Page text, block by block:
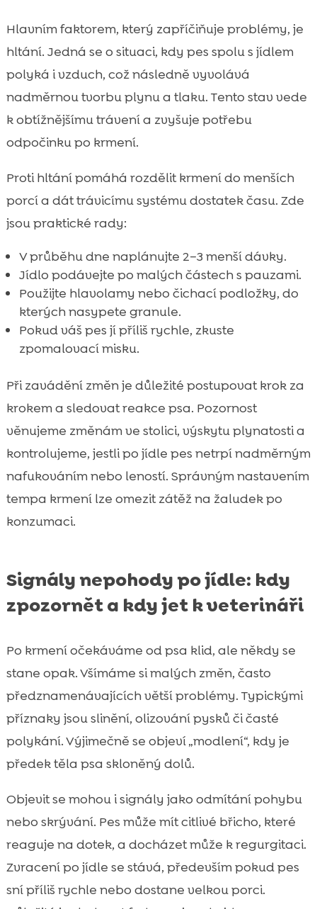
Hlavním faktorem, který zapříčiňuje problémy, je
hltání. Jedná se o situaci, kdy pes spolu s jídlem
polyká i vzduch, což následně vyvolává
nadměrnou tvorbu plynu a tlaku. Tento stav vede
k obtížnějšímu trávení a zvyšuje potřebu
odpočinku po krmení.
Proti hltání pomáhá rozdělit krmení do menších
porcí a dát trávicímu systému dostatek času. Zde
jsou praktické rady:
V průběhu dne naplánujte 2–3 menší dávky.
Jídlo podávejte po malých částech s pauzami.
Použijte hlavolamy nebo čichací podložky, do
kterých nasypete granule.
Pokud váš pes jí příliš rychle, zkuste
zpomalovací misku.
Při zavádění změn je důležité postupovat krok za
krokem a sledovat reakce psa. Pozornost
věnujeme změnám ve stolici, výskytu plynatosti a
kontrolujeme, jestli po jídle pes netrpí nadměrným
nafukováním nebo leností. Správným nastavením
tempa krmení lze omezit zátěž na žaludek po
konzumaci.
Signály nepohody po jídle: kdy
zpozornět a kdy jet k veterináři
Po krmení očekáváme od psa klid, ale někdy se
stane opak. Všímáme si malých změn, často
předznamenávajících větší problémy. Typickými
příznaky jsou slinění, olizování pysků či časté
polykání. Výjimečně se objeví „modlení“, kdy je
předek těla psa skloněný dolů.
Objevit se mohou i signály jako odmítání pohybu
nebo skrývání. Pes může mít citlivé břicho, které
reaguje na dotek, a docházet může k regurgitaci.
Zvracení po jídle se stává, především pokud pes
sní příliš rychle nebo dostane velkou porci.